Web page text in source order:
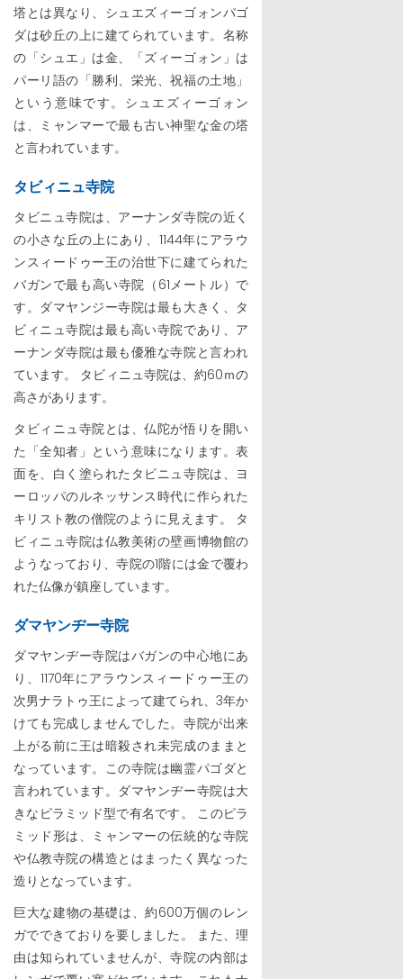
塔とは異なり、シュエズィーゴォンパゴ
ダは砂丘の上に建てられています。名称
の「シュエ」は金、「ズィーゴォン」は
パーリ語の「勝利、栄光、祝福の土地」
という意味です。シュエズィーゴォン
は、ミャンマーで最も古い神聖な金の塔
と言われています。
タビィニュ寺院
タビニュ寺院は、アーナンダ寺院の近く
の小さな丘の上にあり、1144年にアラウ
ンスィードゥー王の治世下に建てられた
バガンで最も高い寺院（61メートル）で
す。ダマヤンジー寺院は最も大きく、タ
ビィニュ寺院は最も高い寺院であり、ア
ーナンダ寺院は最も優雅な寺院と言われ
ています。 タビィニュ寺院は、約60ｍの
高さがあります。
タビィニュ寺院とは、仏陀が悟りを開い
た「全知者」という意味になります。表
面を、白く塗られたタビニュ寺院は、ヨ
ーロッパのルネッサンス時代に作られた
キリスト教の僧院のように見えます。 タ
ビィニュ寺院は仏教美術の壁画博物館の
ようなっており、寺院の1階には金で覆わ
れた仏像が鎮座しています。
ダマヤンヂー寺院
ダマヤンヂー寺院はバガンの中心地にあ
り、1170年にアラウンスィードゥー王の
次男ナラトゥ王によって建てられ、3年か
けても完成しませんでした。寺院が出来
上がる前に王は暗殺され未完成のままと
なっています。この寺院は幽霊パゴダと
言われています。ダマヤンヂー寺院は大
きなピラミッド型で有名です。 このピラ
ミッド形は、ミャンマーの伝統的な寺院
や仏教寺院の構造とはまったく異なった
造りとなっています。
巨大な建物の基礎は、約600万個のレン
ガでできておりを要しました。 また、理
由は知られていませんが、寺院の内部は